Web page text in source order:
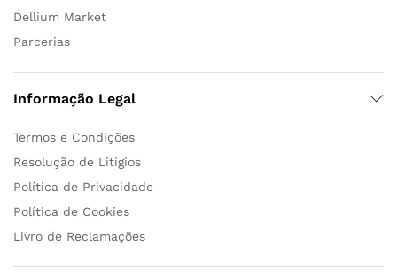
Dellium Market
Parcerias
Informação Legal
Termos e Condições
Resolução de Litígios
Política de Privacidade
Política de Cookies
Livro de Reclamações